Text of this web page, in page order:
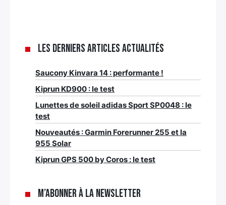
Les derniers articles Actualités
Saucony Kinvara 14 : performante !
Kiprun KD900 : le test
Lunettes de soleil adidas Sport SP0048 : le
test
Nouveautés : Garmin Forerunner 255 et la
955 Solar
Kiprun GPS 500 by Coros : le test
M’abonner à la newsletter